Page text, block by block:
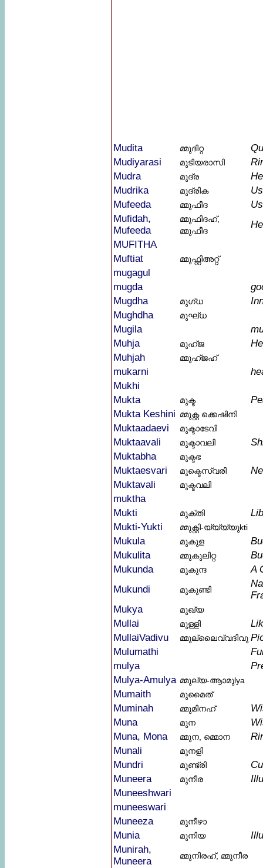
Mudita മ്മുദിറ്റ
Mudiyarasi
മുടിയരാസി
Mudra
മുദ്ര
Mudrika
മുദ്രിക
Mufeeda
മ്മുഫീദ
Mufidah,
Mufeeda
മ്മുഫിദഹ്,
മ്മുഫീദ
MUFITHA
Muftiat
മ്മുഫ്റ്റിഅറ്റ്
mugagul
mugda
Mugdha
മുഗ്ധ
Mughdha
മുഘ്ധ
Mugila
Muhja
മുഹ്ജ
Muhjah
മ്മുഹ്ജഹ്
mukarni
Mukhi
Mukta
മുക്ട
Mukta Keshini മ്മുക്റ്റ ക്കെഷിനി
Muktaadaevi മുക്ടാടേവി
Muktaavali മുക്ടാവലി
Muktabha
മുക്ടഭ
Muktaesvari മുക്ടെസ്വരി
Muktavali
മുക്ടവലി
muktha
Mukti
മുക്തി
Mukti-Yukti
മ്മുക്റ്റി-യ്യ്യ്യുkti
Mukula മുകുള
Mukulita
മ്മുകുലിറ്റ
Mukunda
മുകുന്ദ
A
Mukundi
മുകുണ്ടി
Mukya
മുഖ്യ
Mullai മുള്ളി
MullaiVadivu
മ്മുല്ലൈവ്വദിവു
Mulumathi
mulya
Mulya-Amulya മ്മുല്യ-ആാമുlya
Mumaith മുമൈത്
Muminah മ്മുമിനഹ്
Muna
മുന
Muna, Mona
മ്മുന, മ്മൊന
Munali
മുനളി
Mundri മുണ്ട്രി
Muneera
മുനീര
Muneeshwari
muneeswari
Muneeza
മുനീഴാ
Munia മുനിയ
Munirah,
Muneera
മ്മുനിരഹ്, മ്മുനീര